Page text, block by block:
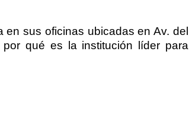
sus oficinas ubicadas en Av. del
por qué es la institución líder para